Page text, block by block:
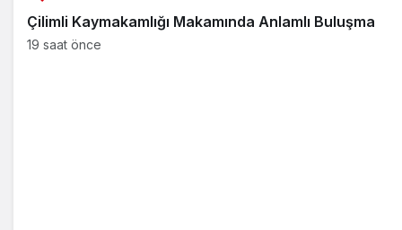
Çilimli Kaymakamlığı Makamında Anlamlı Buluşma
19 saat önce